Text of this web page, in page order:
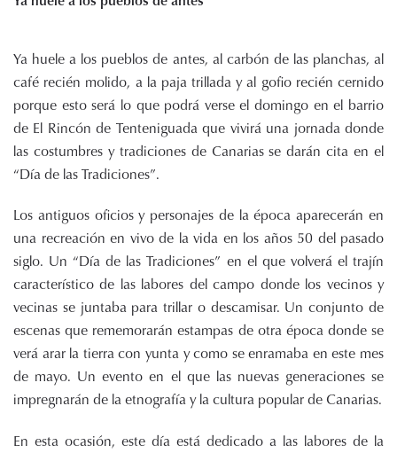
Sede electrónica
Contacto
Ya huele a los pueblos de antes, al carbón de las planchas, al
café recién molido, a la paja trillada y al gofio recién cernido
porque esto será lo que podrá verse el domingo en el barrio
de El Rincón de Tenteniguada que vivirá una jornada donde
las costumbres y tradiciones de Canarias se darán cita en el
“Día de las Tradiciones”.
Los antiguos oficios y personajes de la época aparecerán en
una recreación en vivo de la vida en los años 50 del pasado
siglo. Un “Día de las Tradiciones” en el que volverá el trajín
característico de las labores del campo donde los vecinos y
vecinas se juntaba para trillar o descamisar. Un conjunto de
escenas que rememorarán estampas de otra época donde se
verá arar la tierra con yunta y como se enramaba en este mes
de mayo. Un evento en el que las nuevas generaciones se
impregnarán de la etnografía y la cultura popular de Canarias.
En esta ocasión, este día está dedicado a las labores de la